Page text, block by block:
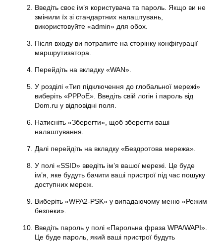
Введіть своє ім’я користувача та пароль. Якщо ви не
змінили їх зі стандартних налаштувань,
використовуйте «admin» для обох.
Після входу ви потрапите на сторінку конфігурації
маршрутизатора.
Перейдіть на вкладку «WAN».
У розділі «Тип підключення до глобальної мережі»
виберіть «PPPoE». Введіть свій логін і пароль від
Dom.ru у відповідні поля.
Натисніть «Зберегти», щоб зберегти ваші
налаштування.
Далі перейдіть на вкладку «Бездротова мережа».
У полі «SSID» введіть ім’я вашої мережі. Це буде
ім’я, яке будуть бачити ваші пристрої під час пошуку
доступних мереж.
Виберіть «WPA2-PSK» у випадаючому меню «Режим
безпеки».
Введіть пароль у полі «Парольна фраза WPA/WAPI».
Це буде пароль, який ваші пристрої будуть